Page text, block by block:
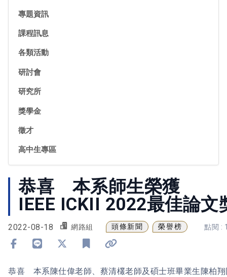
專題資訊
課程訊息
各類活動
研討會
研究所
獎學金
徵才
高中生專區
恭喜 本系師生榮獲
IEEE ICKII 2022最佳論文
2022-08-18 網路組 頭條新聞 榮譽榜 點閱 :
恭喜 本系陳仕偉老師、蔡清欉老師及碩士班畢業生陳柏